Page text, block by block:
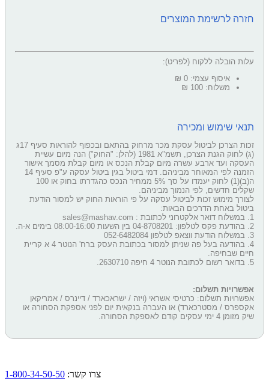
חזרה לרשימת המוצרים
עלות הובלה ללקוח (לפריט):
איסוף עצמי: 0 ₪
משלוח: 100 ₪
תנאי שימוש ומכירה
זכות הצרכן לביטול עסקת מכר מרחוק בהתאם ובכפוף להוראות סעיף 17ג
(ג) לחוק הגנת הצרכן, תשמ"א 1981 (להלן: "החוק") הנה מיום עשיית
העסקה ועד ארבע עשרה מיום קבלת הנכס או מיום קבלת מסמך אישור
הזמנה לפי המאוחר מביניהם. דמי ביטול בגין ביטול עסקה ע"פ סעיף 14
ה(ב)(1) לחוק יעמדו על סך 5% ממחיר הנכס כהגדרתו בחוק או 100
שקלים חדשים, לפי הנמוך מביניהם.
לצורך מימוש זכות לביטול עסקה על פי הוראות החוק יש למסור הודעת
ביטול באחת הדרכים הבאות:
1. במשלוח דואר אלקטרוני לכתובת : sales@mashav.com
2. בהודעת פקס לטלפון: 04-8708201 בין השעות 08:00-16:00 בימים א-ה.
3. במשלוח הודעת ווצאפ לטלפון 052-6482084
4. בהודעה בעל פה שניתן למסור בכתובת העסק ברח' הנוטר 4 א קריית
חיים שבחיפה.
5. בדואר רשום לכתובת הנוטר 4 חיפה 2630710.
אפשרויות תשלום:
אפשרויות תשלום: כרטיסי אשראי (ויזה / ישראכארד / דיינרס / אמריקאן
אקספרס / מסטרכארד) או העברה בנקאית יום לפני אספקת הסחורה או
שיק מזומן 4 ימי עסקים קודם לאספקת הסחורה.
צרו קשר: 1-800-34-50-50